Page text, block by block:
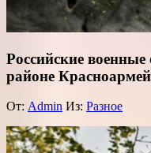
Российские
районе
От: Admin Из: Разное